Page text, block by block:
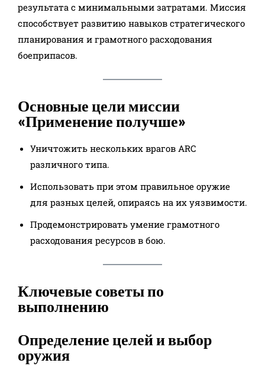
результата с минимальными затратами. Миссия
способствует развитию навыков стратегического
планирования и грамотного расходования
боеприпасов.
Основные цели миссии
«Применение получше»
Уничтожить нескольких врагов ARC
различного типа.
Использовать при этом правильное оружие
для разных целей, опираясь на их уязвимости.
Продемонстрировать умение грамотного
расходования ресурсов в бою.
Ключевые советы по
выполнению
Определение целей и выбор
оружия